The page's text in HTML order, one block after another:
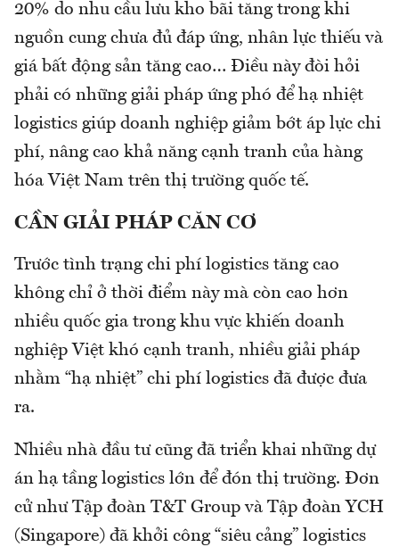
20% do nhu cầu lưu kho bãi tăng trong khi
nguồn cung chưa đủ đáp ứng, nhân lực thiếu và
giá bất động sản tăng cao… Điều này đòi hỏi
phải có những giải pháp ứng phó để hạ nhiệt
logistics giúp doanh nghiệp giảm bớt áp lực chi
phí, nâng cao khả năng cạnh tranh của hàng
hóa Việt Nam trên thị trường quốc tế.
CẦN GIẢI PHÁP CĂN CƠ
Trước tình trạng chi phí logistics tăng cao
không chỉ ở thời điểm này mà còn cao hơn
nhiều quốc gia trong khu vực khiến doanh
nghiệp Việt khó cạnh tranh, nhiều giải pháp
nhằm “hạ nhiệt” chi phí logistics đã được đưa
ra.
Nhiều nhà đầu tư cũng đã triển khai những dự
án hạ tầng logistics lớn để đón thị trường. Đơn
cử như Tập đoàn T&T Group và Tập đoàn YCH
(Singapore) đã khởi công “siêu cảng” logistics